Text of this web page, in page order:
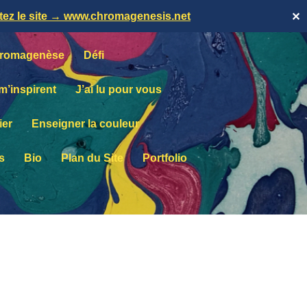
le site → www.chromagenesis.net ✕
Défi
m’inspirent J’ai lu pour vous
Enseigner la couleur
Bio Plan du Site Portfolio